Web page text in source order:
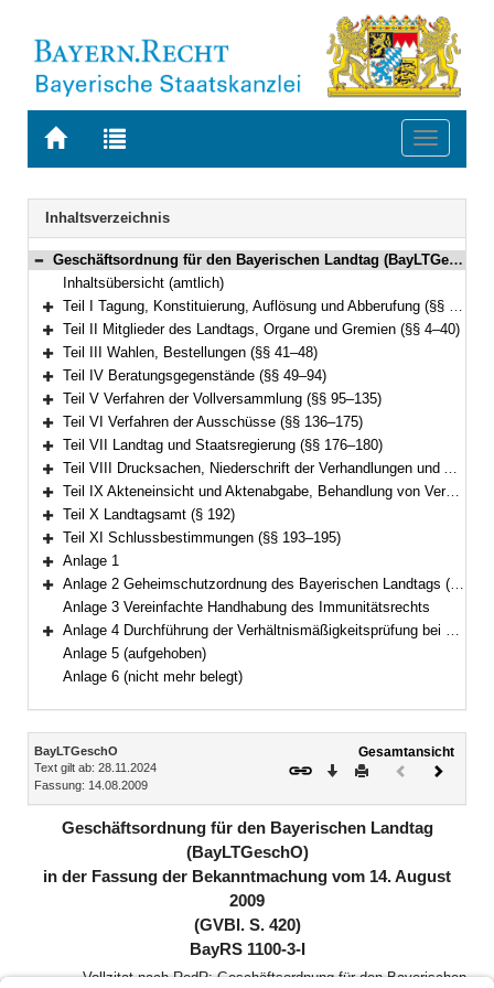
Zur
BAYERN.RECHT
Zur
letzten
Suche
Toggle
Navigation
Inhaltsverzeichnis
Bereich reduzieren
Geschäftsordnung für den Bayerischen Landtag (BayLTGeschO) in der Fassung der Bekanntmachung vom 14. August 2009 (GVBl. S. 420) BayRS 1100-3-I (§§ 1–195)
Inhaltsübersicht (amtlich)
Bereich erweitern
Teil I Tagung, Konstituierung, Auflösung und Abberufung (§§ 1–3)
Bereich erweitern
Teil II Mitglieder des Landtags, Organe und Gremien (§§ 4–40)
Bereich erweitern
Teil III Wahlen, Bestellungen (§§ 41–48)
Bereich erweitern
Teil IV Beratungsgegenstände (§§ 49–94)
Bereich erweitern
Teil V Verfahren der Vollversammlung (§§ 95–135)
Bereich erweitern
Teil VI Verfahren der Ausschüsse (§§ 136–175)
Bereich erweitern
Teil VII Landtag und Staatsregierung (§§ 176–180)
Bereich erweitern
Teil VIII Drucksachen, Niederschrift der Verhandlungen und Ausfertigung der Beschlüsse (§§ 181–187)
Bereich erweitern
Teil IX Akteneinsicht und Aktenabgabe, Behandlung von Verschlusssachen (§§ 188–191)
Bereich erweitern
Teil X Landtagsamt (§ 192)
Bereich erweitern
Teil XI Schlussbestimmungen (§§ 193–195)
Bereich erweitern
Anlage 1
Bereich erweitern
Anlage 2 Geheimschutzordnung des Bayerischen Landtags (GeheimSchO)
Anlage 3 Vereinfachte Handhabung des Immunitätsrechts
Bereich erweitern
Anlage 4 Durchführung der Verhältnismäßigkeitsprüfung bei berufsreglementierenden Regelungen im Anwendungsbereich der Richtlinie 2005/36/EG
Anlage 5 (aufgehoben)
Anlage 6 (nicht mehr belegt)
Inhalt
BayLTGeschO
Text gilt ab: 28.11.2024
Fassung: 14.08.2009
Gesamtansicht
Download
DruckenVorheriges
(inaktiv)
Geschäftsordnung für den Bayerischen Landtag
(BayLTGeschO)
in der Fassung der Bekanntmachung vom 14. August
2009
(GVBl. S. 420)
BayRS 1100-3-I
Vollzitat nach RedR: Geschäftsordnung für den Bayerischen